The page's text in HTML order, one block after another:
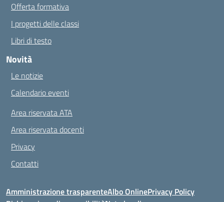
Offerta formativa
I progetti delle classi
Libri di testo
Novità
Le notizie
Calendario eventi
Area riservata ATA
Area riservata docenti
Privacy
Contatti
Amministrazione trasparenteAlbo OnlinePrivacy Policy